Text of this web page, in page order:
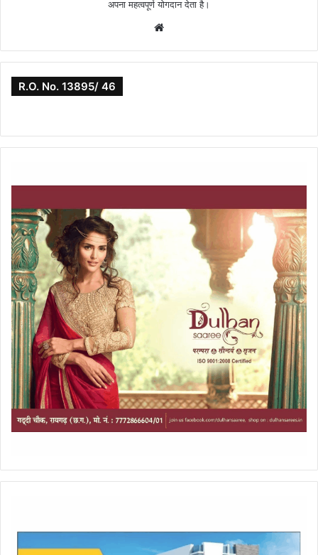
अपना महत्वपूर्ण योगदान देता है।
R.O. No. 13895/ 46